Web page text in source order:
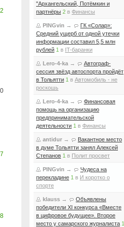
0
"Архангельский, Потёмкин и
партнёры 2 в Финансы
PINGvin →
ГК «Солар»:
Средний ущерб от одной утечки
информации составил 5,5 млн
рублей 1 в IT-баранки
Lero-4-ka →
Автограф-
сессия звёзд автоспорта пройдёт
в Тольятти 1 в Автомобиль - не
роскошь
Lero-4-ka →
Финансовая
помощь на организацию
предпринимательской
деятельности 1 в Финансы
antidur →
Вакантное место
в думе Тольятти занял Алексей
Степанов 1 в Полит просвет
PINGvin →
Чудеса на
перекладине 1 в И коротко о
спорте
klauss →
Объявлены
победители XI конкурса «Вместе
в цифровое будущее». Второе
место у самарского журналиста 1